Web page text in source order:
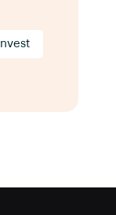
Invest